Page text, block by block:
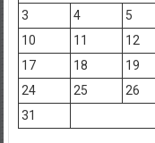
3
4 5
10
11 12
17
18 19
24
25 26
31